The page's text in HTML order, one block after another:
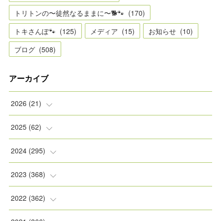
トリトンの〜徒然なるままに〜🐕🐾 (170)
トキさんぽ🐾 (125) メディア (15) お知らせ (10)
ブログ (508)
アーカイブ
2026 (21)
(2)
(2)
(2)
(5)
2025 (62)
(8)
(5)
(9)
(1)
2024 (295)
(8)
(11)
(11)
2023 (368)
(31)
2022 (362)